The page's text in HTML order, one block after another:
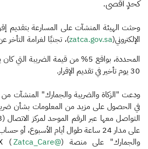
كحدٍ أقصى.
وحثت الهيئة المنشآت على المسارعة بتقديم
الإلكتروني(zatca.gov.sa)، تجنبًا لغرامة التأخر
المحددة، بواقع 5% من قيمة الضريبة
30 يوم تأخير في تقديم الإقرار.
ودعت "الزكاة والضريبة والجمارك" المنشآت من
في الحصول على مزيد من المعلومات بشأن ضريبة
على مدار 24 ساعة طوال أيام الأسبوع، أو
والجمارك" على منصة (@Zatca_Care